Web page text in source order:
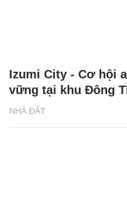
NHÀ ĐẤT
Izumi City - Cơ hội
vững tại khu Đông